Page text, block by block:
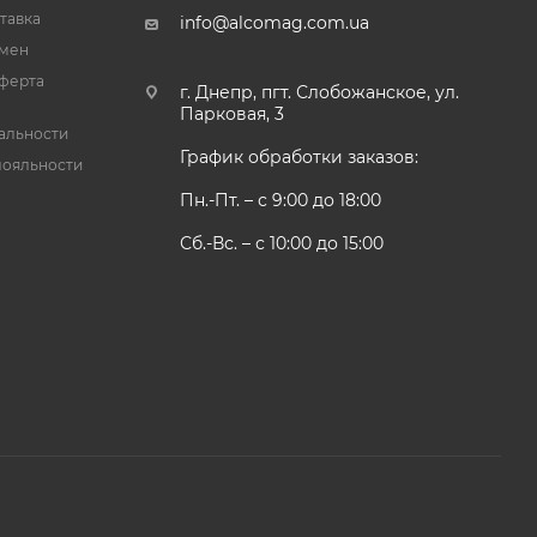
info@alcomag.com.ua
г. Днепр, пгт. Слобожанское, ул.
Парковая, 3
График обработки заказов:
Пн.-Пт. – с 9:00 до 18:00
Сб.-Вс. – с 10:00 до 15:00